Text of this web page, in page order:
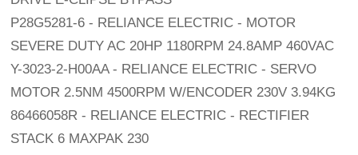
P28G5281-6 - RELIANCE ELECTRIC - MOTOR
SEVERE DUTY AC 20HP 1180RPM 24.8AMP 460VAC
Y-3023-2-H00AA - RELIANCE ELECTRIC - SERVO
MOTOR 2.5NM 4500RPM W/ENCODER 230V 3.94KG
86466058R - RELIANCE ELECTRIC - RECTIFIER
STACK 6 MAXPAK 230